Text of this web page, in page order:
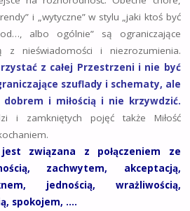
i „wytyczne” w stylu „jaki ktoś być
albo ogólnie” są ograniczające
z nieświadomości i niezrozumienia.
z całej Przestrzeni i nie być
szuflady i schematy, ale
i miłością i nie krzywdzić.
i zamkniętych pojęć także Miłość
związana z połączeniem ze
zachwytem, akceptacją,
jednością, wrażliwością,
spokojem, ….